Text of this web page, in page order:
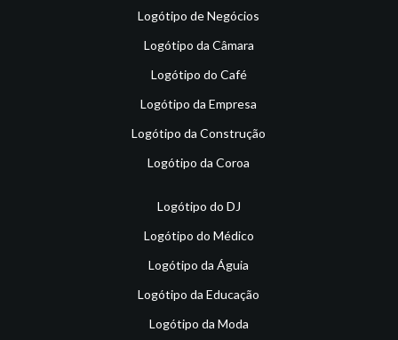
Logótipo de Negócios
Logótipo da Câmara
Logótipo do Café
Logótipo da Empresa
Logótipo da Construção
Logótipo da Coroa
Logótipo do DJ
Logótipo do Médico
Logótipo da Águia
Logótipo da Educação
Logótipo da Moda